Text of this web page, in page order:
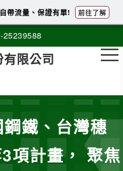
25239588
限公司
鐵、台灣穗
項計畫， 聚焦
帶流量、保證有單! 前往了解